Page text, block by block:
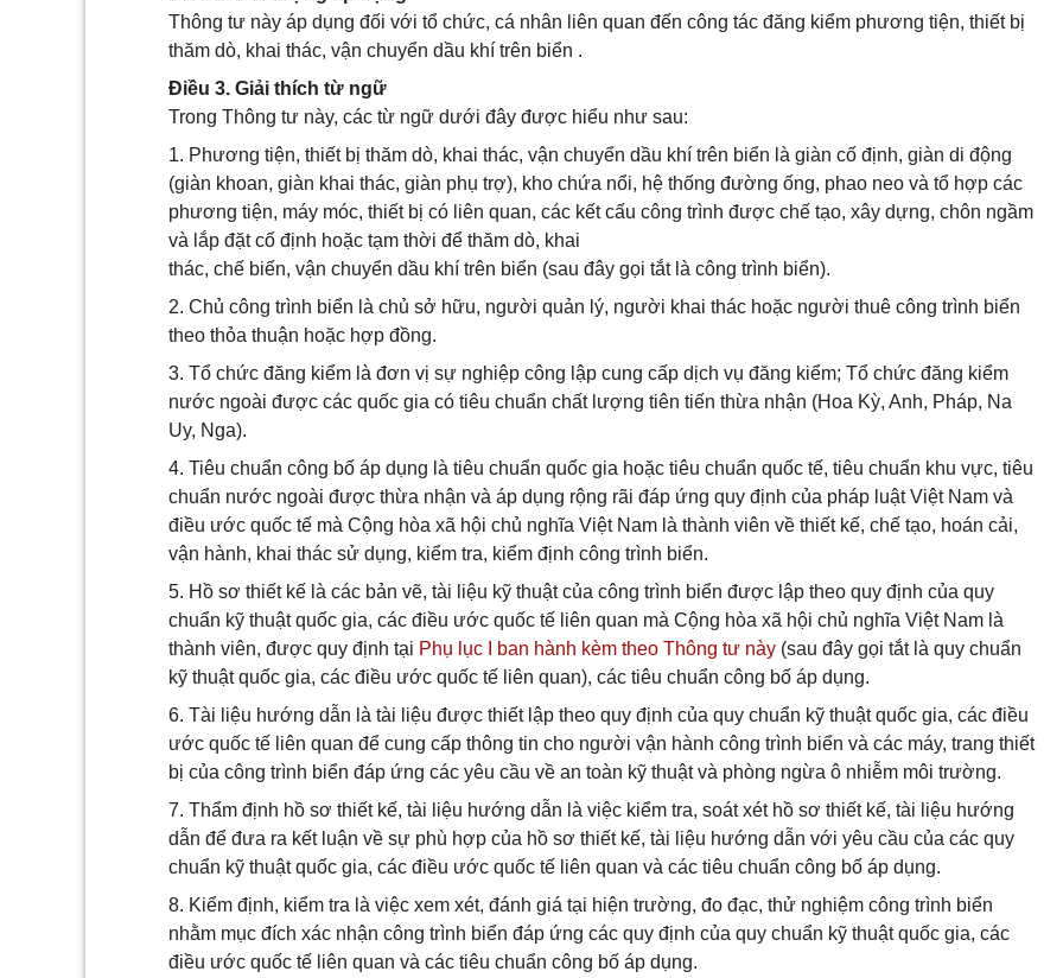
Thông tư này áp dụng đối với tổ chức, cá nhân liên quan đến công tác đăng kiểm phương tiện, thiết bị
thăm dò, khai thác, vận chuyển dầu khí trên biển .
Điều 3. Giải thích từ ngữ
Trong Thông tư này, các từ ngữ dưới đây được hiểu như sau:
1. Phương tiện, thiết bị thăm dò, khai thác, vận chuyển dầu khí trên biển là giàn cố định, giàn di động
(giàn khoan, giàn khai thác, giàn phụ trợ), kho chứa nổi, hệ thống đường ống, phao neo và tổ hợp các
phương tiện, máy móc, thiết bị có liên quan, các kết cấu công trình được chế tạo, xây dựng, chôn ngầm
và lắp đặt cố định hoặc tạm thời để thăm dò, khai
thác, chế biến, vận chuyển dầu khí trên biển (sau đây gọi tắt là công trình biển).
2. Chủ công trình biển là chủ sở hữu, người quản lý, người khai thác hoặc người thuê công trình biển
theo thỏa thuận hoặc hợp đồng.
3. Tổ chức đăng kiểm là đơn vị sự nghiệp công lập cung cấp dịch vụ đăng kiểm; Tổ chức đăng kiểm
nước ngoài được các quốc gia có tiêu chuẩn chất lượng tiên tiến thừa nhận (Hoa Kỳ, Anh, Pháp, Na
Uy, Nga).
4. Tiêu chuẩn công bố áp dụng là tiêu chuẩn quốc gia hoặc tiêu chuẩn quốc tế, tiêu chuẩn khu vực, tiêu
chuẩn nước ngoài được thừa nhận và áp dụng rộng rãi đáp ứng quy định của pháp luật Việt Nam và
điều ước quốc tế mà Cộng hòa xã hội chủ nghĩa Việt Nam là thành viên về thiết kế, chế tạo, hoán cải,
vận hành, khai thác sử dụng, kiểm tra, kiểm định công trình biển.
5. Hồ sơ thiết kế là các bản vẽ, tài liệu kỹ thuật của công trình biển được lập theo quy định của quy
chuẩn kỹ thuật quốc gia, các điều ước quốc tế liên quan mà Cộng hòa xã hội chủ nghĩa Việt Nam là
thành viên, được quy định tại Phụ lục I ban hành kèm theo Thông tư này (sau đây gọi tắt là quy chuẩn
kỹ thuật quốc gia, các điều ước quốc tế liên quan), các tiêu chuẩn công bố áp dụng.
6. Tài liệu hướng dẫn là tài liệu được thiết lập theo quy định của quy chuẩn kỹ thuật quốc gia, các điều
ước quốc tế liên quan để cung cấp thông tin cho người vận hành công trình biển và các máy, trang thiết
bị của công trình biển đáp ứng các yêu cầu về an toàn kỹ thuật và phòng ngừa ô nhiễm môi trường.
7. Thẩm định hồ sơ thiết kế, tài liệu hướng dẫn là việc kiểm tra, soát xét hồ sơ thiết kế, tài liệu hướng
dẫn để đưa ra kết luận về sự phù hợp của hồ sơ thiết kế, tài liệu hướng dẫn với yêu cầu của các quy
chuẩn kỹ thuật quốc gia, các điều ước quốc tế liên quan và các tiêu chuẩn công bố áp dụng.
8. Kiểm định, kiểm tra là việc xem xét, đánh giá tại hiện trường, đo đạc, thử nghiệm công trình biển
nhằm mục đích xác nhận công trình biển đáp ứng các quy định của quy chuẩn kỹ thuật quốc gia, các
điều ước quốc tế liên quan và các tiêu chuẩn công bố áp dụng.